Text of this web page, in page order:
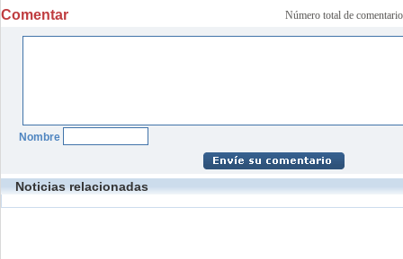
Comentar Número total de
Nombre
Noticias relacionadas